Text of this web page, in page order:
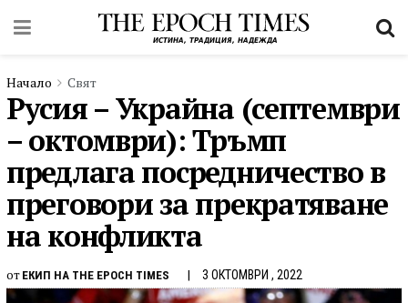
Начало Свят
Русия – Украйна (септември
– октомври): Тръмп
предлага посредничество в
преговори за прекратяване
на конфликта
от ЕКИП НА THE EPOCH TIMES 3 ОКТОМВРИ , 2022